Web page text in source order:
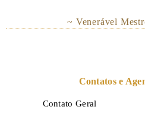
~ Venerável
Contatos e
Contato Geral